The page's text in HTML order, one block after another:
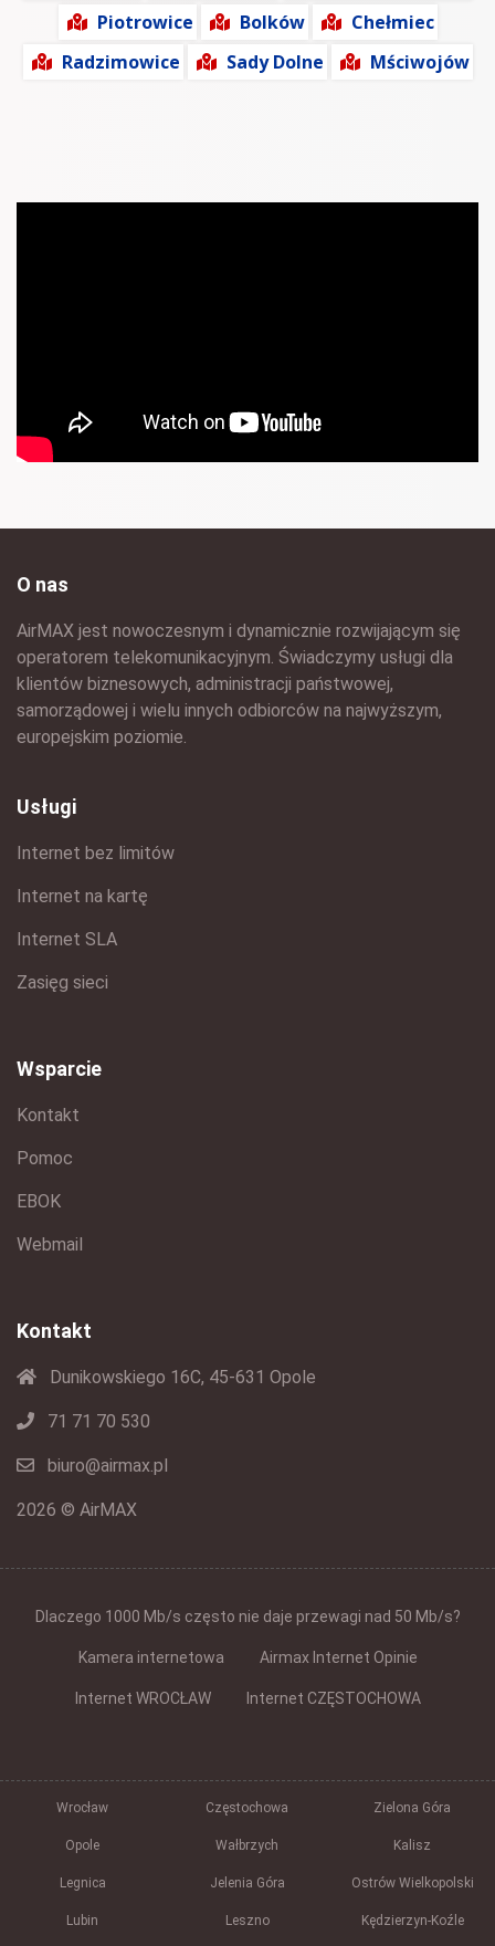
Piotrowice
Bolków
Chełmiec
Radzimowice
Sady Dolne Mściwojów
O nas
AirMAX jest nowoczesnym i dynamicznie rozwijającym się
operatorem telekomunikacyjnym. Świadczymy usługi dla
klientów biznesowych, administracji państwowej,
samorządowej i wielu innych odbiorców na najwyższym,
europejskim poziomie.
Usługi
Internet bez limitów
Internet na kartę
Internet SLA
Zasięg sieci
Wsparcie
Kontakt
Pomoc
EBOK
Webmail
Kontakt
Dunikowskiego 16C, 45-631 Opole
71 71 70 530
biuro@airmax.pl
2026 © AirMAX
Dlaczego 1000 Mb/s często nie daje przewagi nad 50 Mb/s?
Kamera internetowa Airmax Internet Opinie
Internet WROCŁAW Internet CZĘSTOCHOWA
Wrocław Częstochowa Zielona Góra
Opole Wałbrzych Kalisz
Legnica Jelenia Góra Ostrów Wielkopolski
Lubin Leszno Kędzierzyn-Koźle